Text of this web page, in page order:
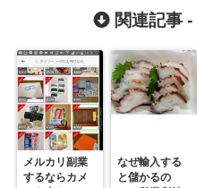
関連記事 -
メルカリ副業
するならカメ
なぜ輸入する
と儲かるの